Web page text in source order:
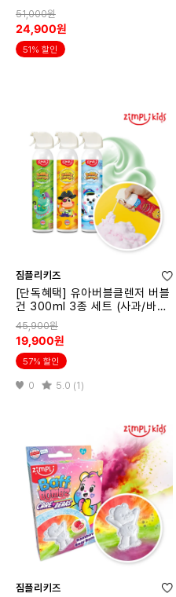
06
51,000원
24,900원
51% 할인
짐플리키즈
[단독혜택] 유아버블클렌저 버블
건 300ml 3종 세트 (사과/바나
나/복숭아)
45,900원
19,900원
57% 할인
0 5.0 (1)
짐플리키즈